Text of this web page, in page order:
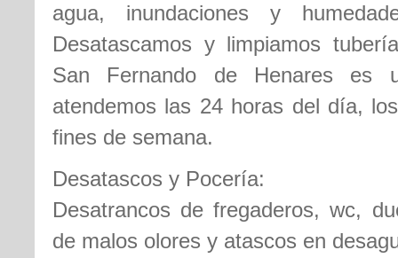
agua, inundaciones y
Desatascamos y limpiamos
San Fernando de Henares es
atendemos las 24 horas del día,
fines de semana.
Desatascos y Pocería:
Desatrancos de fregaderos, wc,
de malos olores y atascos en